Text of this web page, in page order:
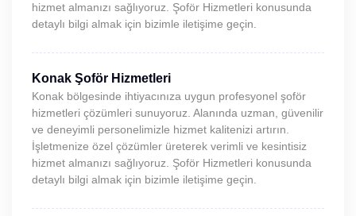
hizmet almanızı sağlıyoruz. Şoför Hizmetleri konusunda
detaylı bilgi almak için bizimle iletişime geçin.
Konak Şoför Hizmetleri
Konak bölgesinde ihtiyacınıza uygun profesyonel şoför
hizmetleri çözümleri sunuyoruz. Alanında uzman, güvenilir
ve deneyimli personelimizle hizmet kalitenizi artırın.
İşletmenize özel çözümler üreterek verimli ve kesintisiz
hizmet almanızı sağlıyoruz. Şoför Hizmetleri konusunda
detaylı bilgi almak için bizimle iletişime geçin.